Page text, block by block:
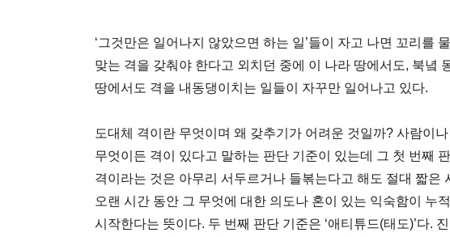
‘그것만은 일어나지 않았으면 하는 일’들이 자고 나면 꼬리를
맞는 격을 갖춰야 한다고 외치던 중에 이 나라 땅에서도, 북녘
땅에서도 격을 내동댕이치는 일들이 자꾸만 일어나고 있다.
도대체 격이란 무엇이며 왜 갖추기가 어려운 것일까? 사람이
무엇이든 격이 있다고 말하는 판단 기준이 있는데 그 첫 번째
격이라는 것은 아무리 서두르거나 들볶는다고 해도 절대 짧은
오랜 시간 동안 그 무엇에 대한 의도나 혼이 있는 익숙함이 누
시작한다는 뜻이다. 두 번째 판단 기준은 ‘애티튜드(태도)’다.